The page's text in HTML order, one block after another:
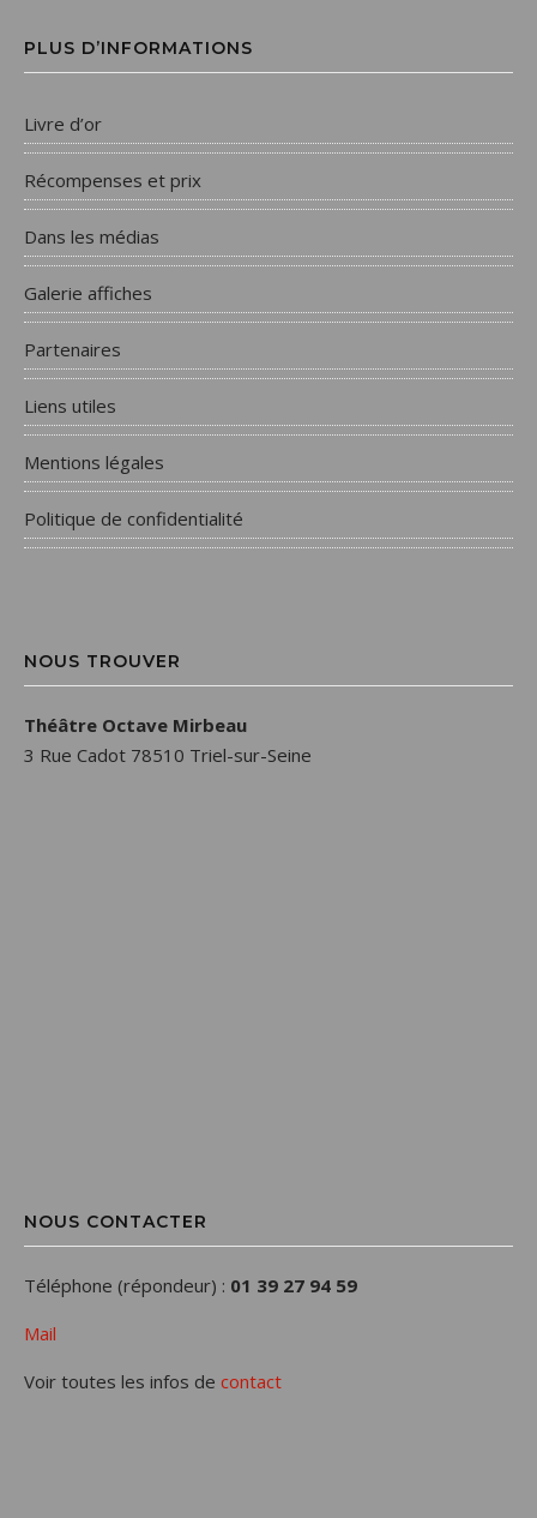
PLUS D’INFORMATIONS
Livre d’or
Récompenses et prix
Dans les médias
Galerie affiches
Partenaires
Liens utiles
Mentions légales
Politique de confidentialité
NOUS TROUVER
Théâtre Octave Mirbeau
3 Rue Cadot 78510 Triel-sur-Seine
NOUS CONTACTER
Téléphone (répondeur) : 01 39 27 94 59
Mail
Voir toutes les infos de contact